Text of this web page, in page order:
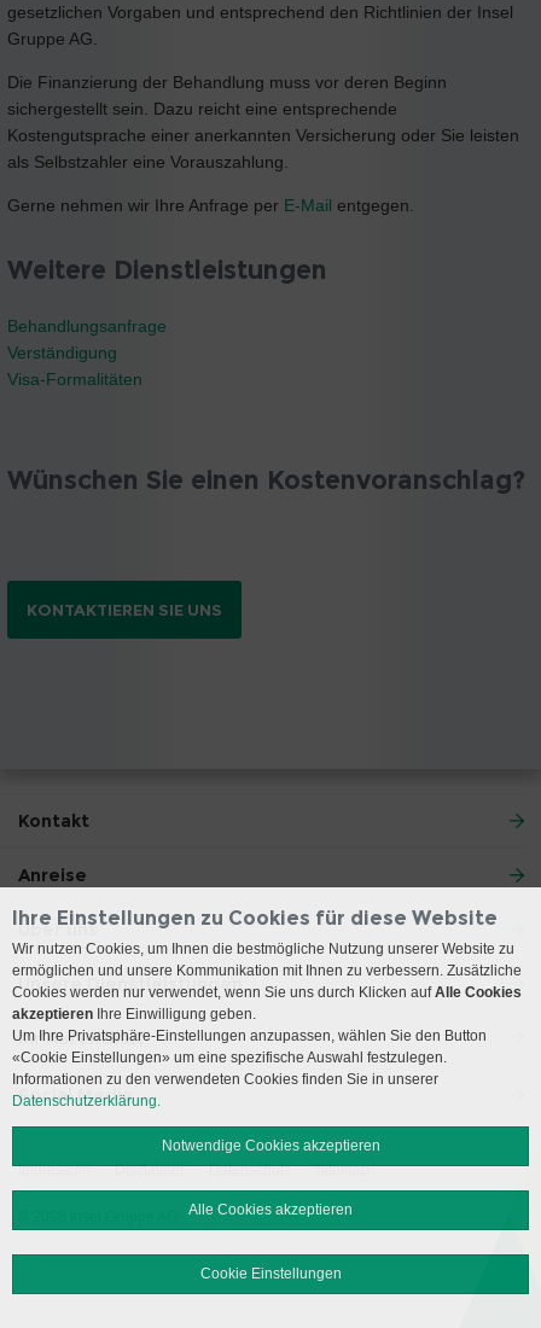
gesetzlichen Vorgaben und entsprechend den Richtlinien der Insel
Gruppe AG.
Die Finanzierung der Behandlung muss vor deren Beginn
sichergestellt sein. Dazu reicht eine entsprechende
Kostengutsprache einer anerkannten Versicherung oder Sie leisten
als Selbstzahler eine Vorauszahlung.
Gerne nehmen wir Ihre Anfrage per E-Mail entgegen.
Weitere Dienstleistungen
Behandlungsanfrage
Verständigung
Visa-Formalitäten
Wünschen Sie einen Kostenvoranschlag?
KONTAKTIEREN SIE UNS
Kontakt
Anreise
Über uns
Unsere Dienstleistungen
Ihr Aufenthalt
Social Media
Impressum Disclaimer Datenschutz Sitemap
Ihre Einstellungen zu Cookies für diese Website
Wir nutzen Cookies, um Ihnen die bestmögliche Nutzung unserer Website zu
ermöglichen und unsere Kommunikation mit Ihnen zu verbessern. Zusätzliche
Cookies werden nur verwendet, wenn Sie uns durch Klicken aufAlle Cookies
akzeptieren Ihre Einwilligung geben.
Um Ihre Privatsphäre-Einstellungen anzupassen, wählen Sie den Button
«Cookie Einstellungen» um eine spezifische Auswahl festzulegen.
Informationen zu den verwendeten Cookies finden Sie in unserer
Datenschutzerklärung.
Notwendige Cookies akzeptieren
Alle Cookies akzeptieren
Cookie Einstellungen